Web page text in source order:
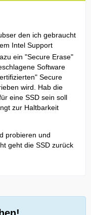
den ich gebraucht
Intel Support
ein "Secure Erase"
Software
Secure
wird. Hab die
eine SSD sein soll
zur Haltbarkeit
probieren und
geht die SSD zurück